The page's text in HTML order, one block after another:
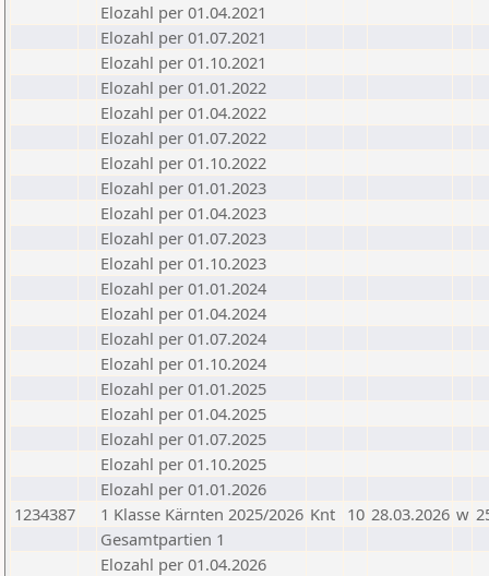
Elozahl per 01.04.2021
Elozahl per 01.07.2021
Elozahl per 01.10.2021
Elozahl per 01.01.2022
Elozahl per 01.04.2022
Elozahl per 01.07.2022
Elozahl per 01.10.2022
Elozahl per 01.01.2023
Elozahl per 01.04.2023
Elozahl per 01.07.2023
Elozahl per 01.10.2023
Elozahl per 01.01.2024
Elozahl per 01.04.2024
Elozahl per 01.07.2024
Elozahl per 01.10.2024
Elozahl per 01.01.2025
Elozahl per 01.04.2025
Elozahl per 01.07.2025
Elozahl per 01.10.2025
Elozahl per 01.01.2026
1234387
1 Klasse Kärnten 2025/2026 Knt 10 28.03.2026 w
Gesamtpartien 1
Elozahl per 01.04.2026